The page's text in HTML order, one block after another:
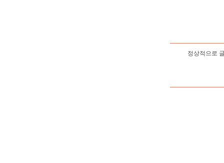
정상적으로